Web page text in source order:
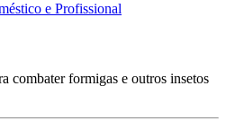
e Profissional
combater formigas e outros insetos